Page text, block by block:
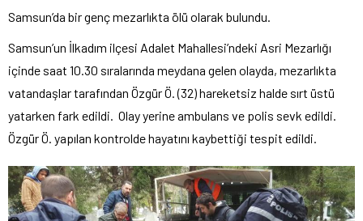
Samsun’da bir genç mezarlıkta ölü olarak bulundu.
Samsun’un İlkadım ilçesi Adalet Mahallesi’ndeki Asri Mezarlığı
içinde saat 10.30 sıralarında meydana gelen olayda, mezarlıkta
vatandaşlar tarafından Özgür Ö. (32) hareketsiz halde sırt üstü
yatarken fark edildi. Olay yerine ambulans ve polis sevk edildi.
Özgür Ö. yapılan kontrolde hayatını kaybettiği tespit edildi.